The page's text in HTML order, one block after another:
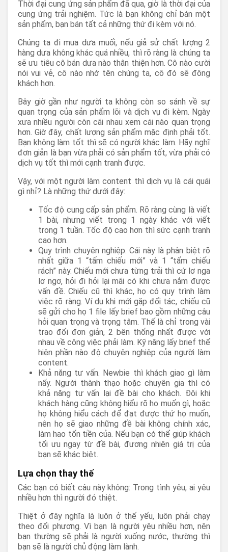
Thời đại cung ứng sản phẩm đã qua, giờ là thời đại của
cung ứng trải nghiệm. Tức là bạn không chỉ bán một
sản phẩm, bạn bán tất cả những thứ đi kèm với nó.
Chúng ta đi mua dưa muối, nếu giả sử chất lượng 2
hàng dưa không khác quá nhiều, thì rõ ràng là chúng ta
sẽ ưu tiêu cô bán dưa nào thân thiện hơn. Cô nào cười
nói vui vẻ, cô nào nhớ tên chúng ta, cô đó sẽ đông
khách hơn.
Bây giờ gần như người ta không còn so sánh về sự
quan trọng của sản phẩm lõi và dịch vụ đi kèm. Ngày
xưa nhiều người còn cãi nhau xem cái nào quan trọng
hơn. Giờ đây, chất lượng sản phẩm mặc định phải tốt.
Bạn không làm tốt thì sẽ có người khác làm. Hãy nghĩ
đơn giản là bạn vừa phải có sản phẩm tốt, vừa phải có
dịch vụ tốt thì mới cạnh tranh được.
Vậy, với một người làm content thì dịch vụ là cái quái
gì nhỉ? Là những thứ dưới đây:
Tốc độ cung cấp sản phẩm. Rõ ràng cùng là viết
1 bài, nhưng viết trong 1 ngày khác với viết
trong 1 tuần. Tốc độ cao hơn thì sức cạnh tranh
cao hơn.
Quy trình chuyên nghiệp. Cái này là phân biệt rõ
nhất giữa 1 “tấm chiếu mới” và 1 “tấm chiếu
rách” này. Chiếu mới chưa từng trải thì cứ lơ nga
lơ ngơ, hỏi đi hỏi lại mãi có khi chưa nắm được
vấn đề. Chiếu cũ thì khác, họ có quy trình làm
việc rõ ràng. Ví dụ khi mới gặp đối tác, chiếu cũ
sẽ gửi cho họ 1 file lấy brief bao gồm những câu
hỏi quan trọng và trọng tâm. Thế là chỉ trong vài
trao đổi đơn giản, 2 bên thống nhất được với
nhau về công việc phải làm. Kỹ năng lấy brief thể
hiện phần nào độ chuyên nghiệp của người làm
content.
Khả năng tư vấn. Newbie thì khách giao gì làm
nấy. Người thành thạo hoặc chuyên gia thì có
khả năng tư vấn lại đề bài cho khách. Đôi khi
khách hàng cũng không hiểu rõ họ muốn gì, hoặc
họ không hiểu cách để đạt được thứ họ muốn,
nên họ sẽ giao những đề bài không chính xác,
làm hao tốn tiền của. Nếu bạn có thể giúp khách
tối ưu ngay từ đề bài, đương nhiên giá trị của
bạn sẽ khác biệt.
Lựa chọn thay thế
Các bạn có biết câu này không: Trong tình yêu, ai yêu
nhiều hơn thì người đó thiệt.
Thiệt ở đây nghĩa là luôn ở thế yếu, luôn phải chạy
theo đối phương. Vì bạn là người yêu nhiều hơn, nên
bạn thường sẽ phải là người xuống nước, thường thì
bạn sẽ là người chủ động làm lành.